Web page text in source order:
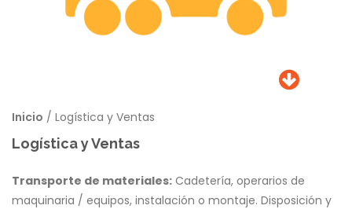
Inicio / Logística y Ventas
Logística y Ventas
Transporte de materiales: Cadetería, operarios de
maquinaria / equipos, instalación o montaje. Disposición y